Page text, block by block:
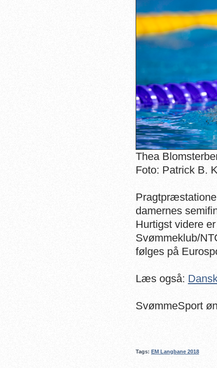
Thea
Foto: Patrick B.
damernes
Hurtigst videre
Svømmeklub/
følges på
Læs også:
SvømmeSport
Tags: EM Langbane 2018